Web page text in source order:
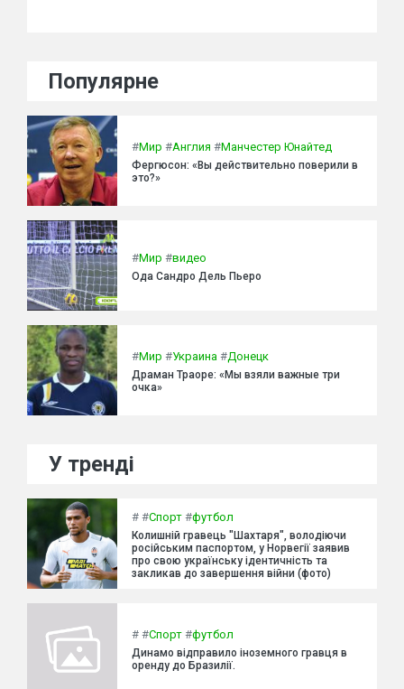
Популярне
#Мир #Англия #Манчестер Юнайтед
Фергюсон: «Вы действительно поверили в
это?»
#Мир #видео
Ода Сандро Дель Пьеро
#Мир #Украина #Донецк
Драман Траоре: «Мы взяли важные три
очка»
У тренді
# #Спорт #футбол
Колишній гравець "Шахтаря", володіючи
російським паспортом, у Норвегії заявив
про свою українську ідентичність та
закликав до завершення війни (фото)
# #Спорт #футбол
Динамо відправило іноземного гравця в
оренду до Бразилії.